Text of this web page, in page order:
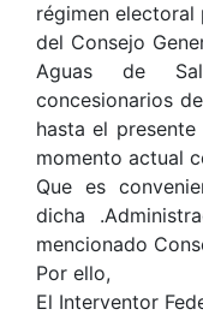
régimen electoral
del Consejo
Aguas de
concesionarios
hasta el
momento actual
Que es
dicha
mencionado
Por ello,
El Interventor